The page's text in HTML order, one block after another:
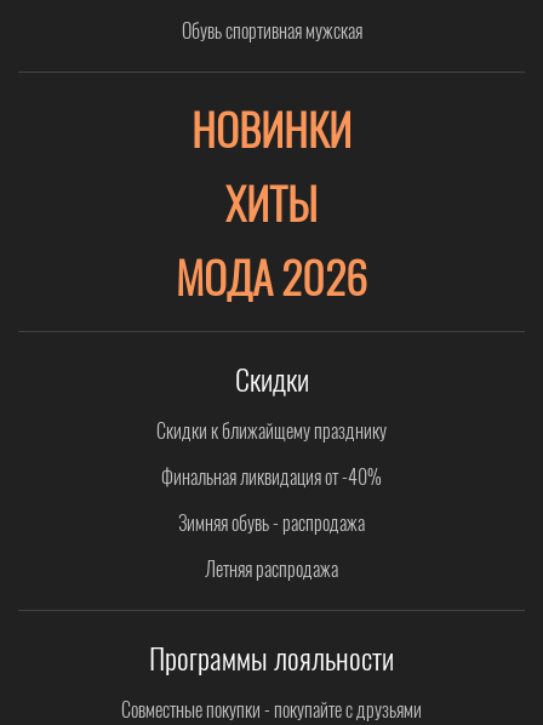
Обувь спортивная мужская
НОВИНКИ
ХИТЫ
МОДА 2026
Скидки
Скидки к ближайщему празднику
Финальная ликвидация от -40%
Зимняя обувь - распродажа
Летняя распродажа
Программы лояльности
Совместные покупки - покупайте с друзьями